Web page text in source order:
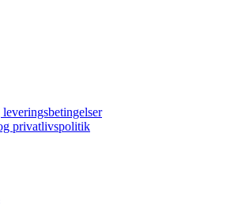
leveringsbetingelser
privatlivspolitik